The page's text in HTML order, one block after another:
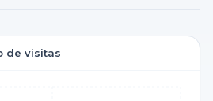
de visitas